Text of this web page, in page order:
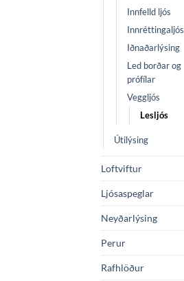
Innfelld ljós
Innréttingaljós
Iðnaðarlýsing
Led borðar og
prófílar
Veggljós
Lesljós
Útilýsing
Loftviftur
Ljósaspeglar
Neyðarlýsing
Perur
Rafhlöður